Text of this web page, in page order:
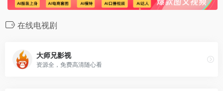
在线电视剧
大师兄影视
资源全，免费高清随心看